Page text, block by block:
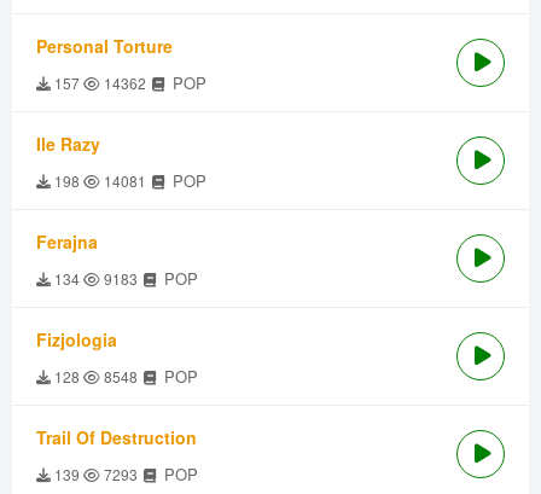
Personal Torture
157 14362 POP
Ile Razy
198 14081 POP
Ferajna
134 9183 POP
Fizjologia
128 8548 POP
Trail Of Destruction
139 7293 POP